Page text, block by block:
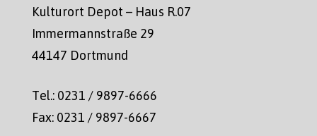
Kulturort Depot – Haus R.07
Immermannstraße 29
44147 Dortmund
Tel.: 0231 / 9897-6666
Fax: 0231 / 9897-6667